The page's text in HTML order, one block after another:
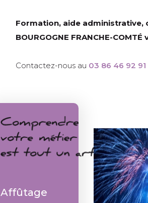
Formation, aide administrative,
BOURGOGNE FRANCHE-
Contactez-nous au 03 86 46 92 91
Affûtage